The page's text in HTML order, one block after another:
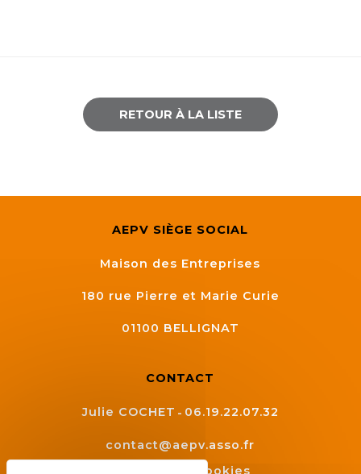
RETOUR À LA LISTE
AEPV SIÈGE SOCIAL
Maison des Entreprises
180 rue Pierre et Marie Curie
01100 BELLIGNAT
CONTACT
Julie COCHET 06.19.22.07.32
contact@aepv.asso.fr
Gestion des cookies